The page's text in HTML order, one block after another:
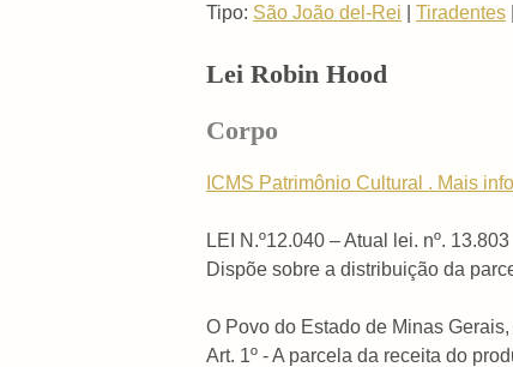
Tipo: São João del-Rei Tiradentes
Lei Robin Hood
Corpo
ICMS Patrimônio Cultural . Mais
LEI N.º12.040 – Atual lei. nº. 13.803
Dispõe sobre a distribuição da
O Povo do Estado de Minas
Art. 1º - A parcela da receita do